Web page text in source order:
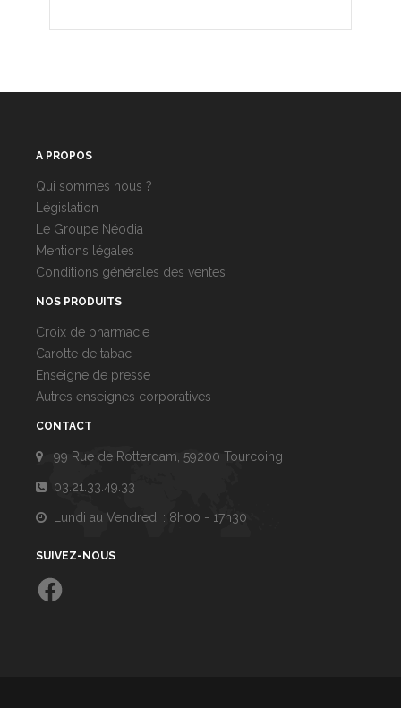
A PROPOS
Qui sommes nous ?
Législation
Le Groupe Néodia
Mentions légales
Conditions générales des ventes
NOS PRODUITS
Croix de pharmacie
Carotte de tabac
Enseigne de presse
Autres enseignes corporatives
CONTACT
99 Rue de Rotterdam, 59200 Tourcoing
03.21.33.49.33
Lundi au Vendredi : 8h00 - 17h30
SUIVEZ-NOUS
Facebook